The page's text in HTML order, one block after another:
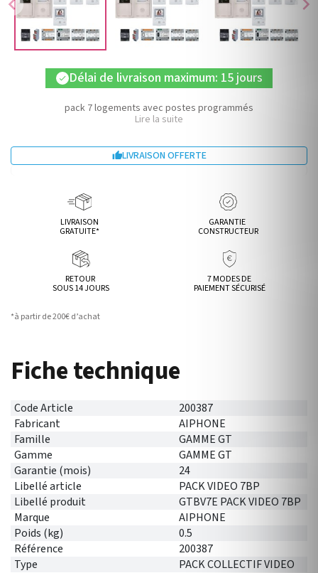
check Délai de livraison maximum: 15 jours
pack 7 logements avec postes programmés
Lire la suite
LIVRAISON OFFERTE
LIVRAISON
GRATUITE*
GARANTIE
CONSTRUCTEUR
RETOUR
SOUS 14 JOURS
7 MODES DE
PAIEMENT SÉCURISÉ
*à partir de 200€ d’achat
Fiche technique
Code Article
200387
Fabricant
AIPHONE
Famille
GAMME GT
Gamme
GAMME GT
Garantie (mois)
24
Libellé article
PACK VIDEO 7BP
Libellé produit
GTBV7E PACK VIDEO 7BP
Marque
AIPHONE
Poids (kg)
0.5
Référence
200387
Type
PACK COLLECTIF VIDEO